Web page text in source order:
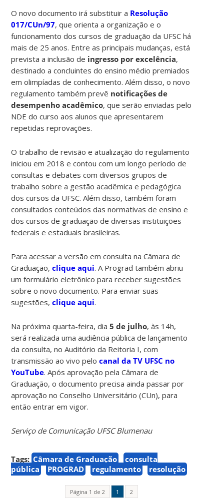
O novo documento irá substituir a Resolução
017/CUn/97, que orienta a organização e o
funcionamento dos cursos de graduação da UFSC há
mais de 25 anos. Entre as principais mudanças, está
prevista a inclusão de ingresso por excelência,
destinado a concluintes do ensino médio premiados
em olimpíadas de conhecimento. Além disso, o novo
regulamento também prevê notificações de
desempenho acadêmico, que serão enviadas pelo
NDE do curso aos alunos que apresentarem
repetidas reprovações.
O trabalho de revisão e atualização do regulamento
iniciou em 2018 e contou com um longo período de
consultas e debates com diversos grupos de
trabalho sobre a gestão acadêmica e pedagógica
dos cursos da UFSC. Além disso, também foram
consultados conteúdos das normativas de ensino e
dos cursos de graduação de diversas instituições
federais e estaduais brasileiras.
Para acessar a versão em consulta na Câmara de
Graduação,clique aqui. A Prograd também abriu
um formulário eletrônico para receber sugestões
sobre o novo documento. Para enviar suas
sugestões,clique aqui.
Na próxima quarta-feira, dia5 de julho, às 14h,
será realizada uma audiência pública de lançamento
da consulta, no Auditório da Reitoria I, com
transmissão ao vivo pelocanal da TV UFSC no
YouTube. Após aprovação pela Câmara de
Graduação, o documento precisa ainda passar por
aprovação no Conselho Universitário (CUn), para
então entrar em vigor.
Serviço de Comunicação UFSC Blumenau
Tags: Câmara de Graduação
consulta
pública
PROGRAD regulamento resolução
Página 1 de 2 1 2